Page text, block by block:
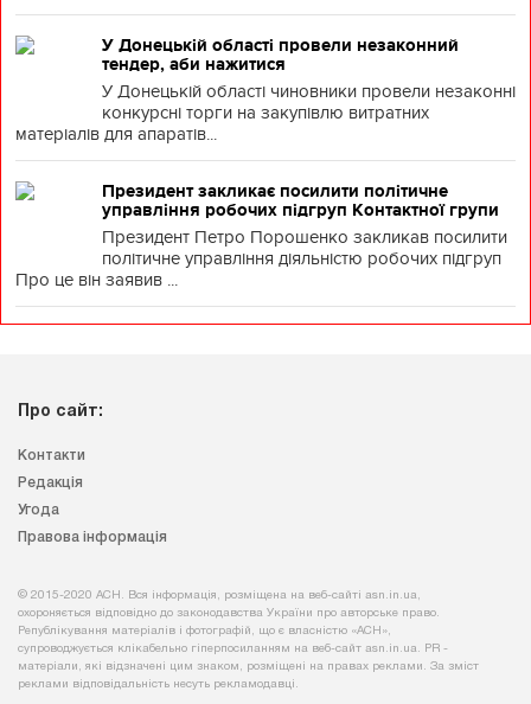
У Донецькій області провели незаконний
тендер, аби нажитися
У Донецькій області чиновники провели незаконні
конкурсні торги на закупівлю витратних
матеріалів для апаратів...
Президент закликає посилити політичне
управління робочих підгруп Контактної групи
Президент Петро Порошенко закликав посилити
політичне управління діяльністю робочих підгруп
Про це він заявив ...
Про сайт:
Контакти
Редакція
Угода
Правова інформація
© 2015-2020 АСН. Вся інформація, розміщена на веб-сайті asn.in.ua,
охороняється відповідно до законодавства України про авторське право.
Републікування матеріалів і фотографій, що є власністю «АСН»,
супроводжується клікабельно гіперпосиланням на веб-сайт asn.іn.ua. PR -
матеріали, які відзначені цим знаком, розміщені на правах реклами. За зміст
реклами відповідальність несуть рекламодавці.